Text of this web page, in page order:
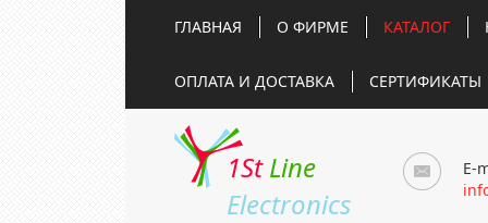
ГЛАВНАЯ О ФИРМЕ КАТАЛОГ
ОПЛАТА И ДОСТАВКА СЕРТИФИКАТЫ
1St Line
Electronics
E-